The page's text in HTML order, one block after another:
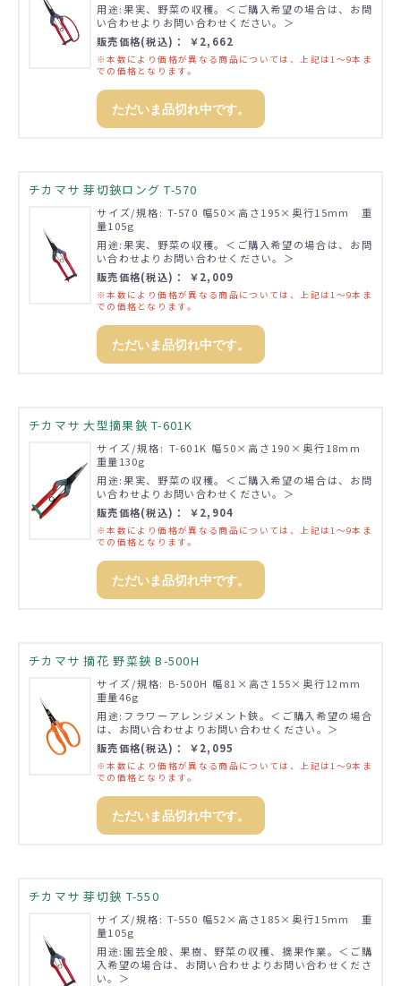
用途:果実、野菜の収穫。＜ご購入希望の場合は、お問
い合わせよりお問い合わせください。＞
販売価格(税込)： ￥2,662
※本数により価格が異なる商品については、上記は1～9本ま
での価格となります。
ただいま品切れ中です。
チカマサ 芽切鋏ロング T-570
サイズ/規格: T-570 幅50×高さ195×奥行15mm 重
量105g
用途:果実、野菜の収穫。＜ご購入希望の場合は、お問
い合わせよりお問い合わせください。＞
販売価格(税込)： ￥2,009
※本数により価格が異なる商品については、上記は1～9本ま
での価格となります。
ただいま品切れ中です。
チカマサ 大型摘果鋏 T-601K
サイズ/規格: T-601K 幅50×高さ190×奥行18mm
重量130g
用途:果実、野菜の収穫。＜ご購入希望の場合は、お問
い合わせよりお問い合わせください。＞
販売価格(税込)： ￥2,904
※本数により価格が異なる商品については、上記は1～9本ま
での価格となります。
ただいま品切れ中です。
チカマサ 摘花 野菜鋏 B-500H
サイズ/規格: B-500H 幅81×高さ155×奥行12mm
重量46g
用途:フラワーアレンジメント鋏。＜ご購入希望の場合
は、お問い合わせよりお問い合わせください。＞
販売価格(税込)： ￥2,095
※本数により価格が異なる商品については、上記は1～9本ま
での価格となります。
ただいま品切れ中です。
チカマサ 芽切鋏 T-550
サイズ/規格: T-550 幅52×高さ185×奥行15mm 重
量105g
用途:園芸全般、果樹、野菜の収穫、摘果作業。＜ご購
入希望の場合は、お問い合わせよりお問い合わせくださ
い。＞